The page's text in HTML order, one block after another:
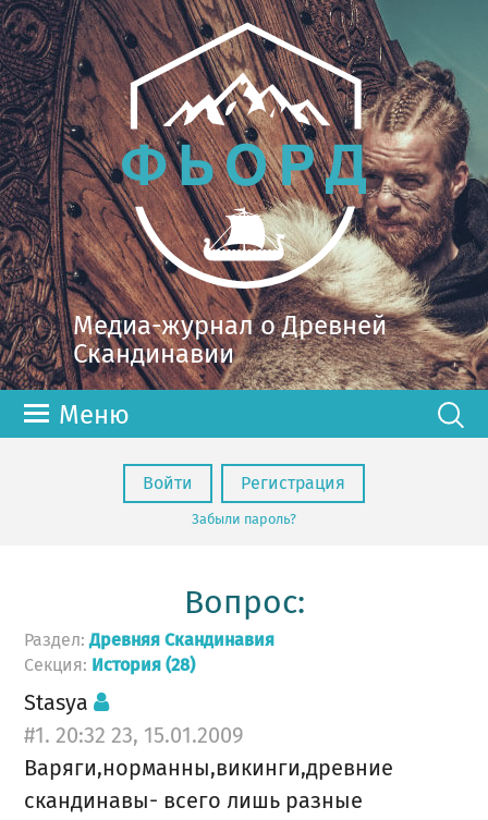
Медиа-журнал о Древней
Скандинавии
Меню
Войти Регистрация
Забыли пароль?
Вопрос:
Раздел:Древняя Скандинавия
Секция: История (28)
Stasya
#1. 20:32 23, 15.01.2009
Варяги,норманны,викинги,древние
скандинавы- всего лишь разные